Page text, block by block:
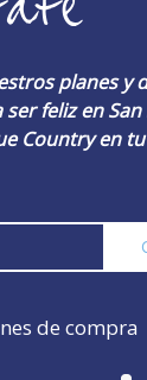
planes y
feliz en
Country en
de compra